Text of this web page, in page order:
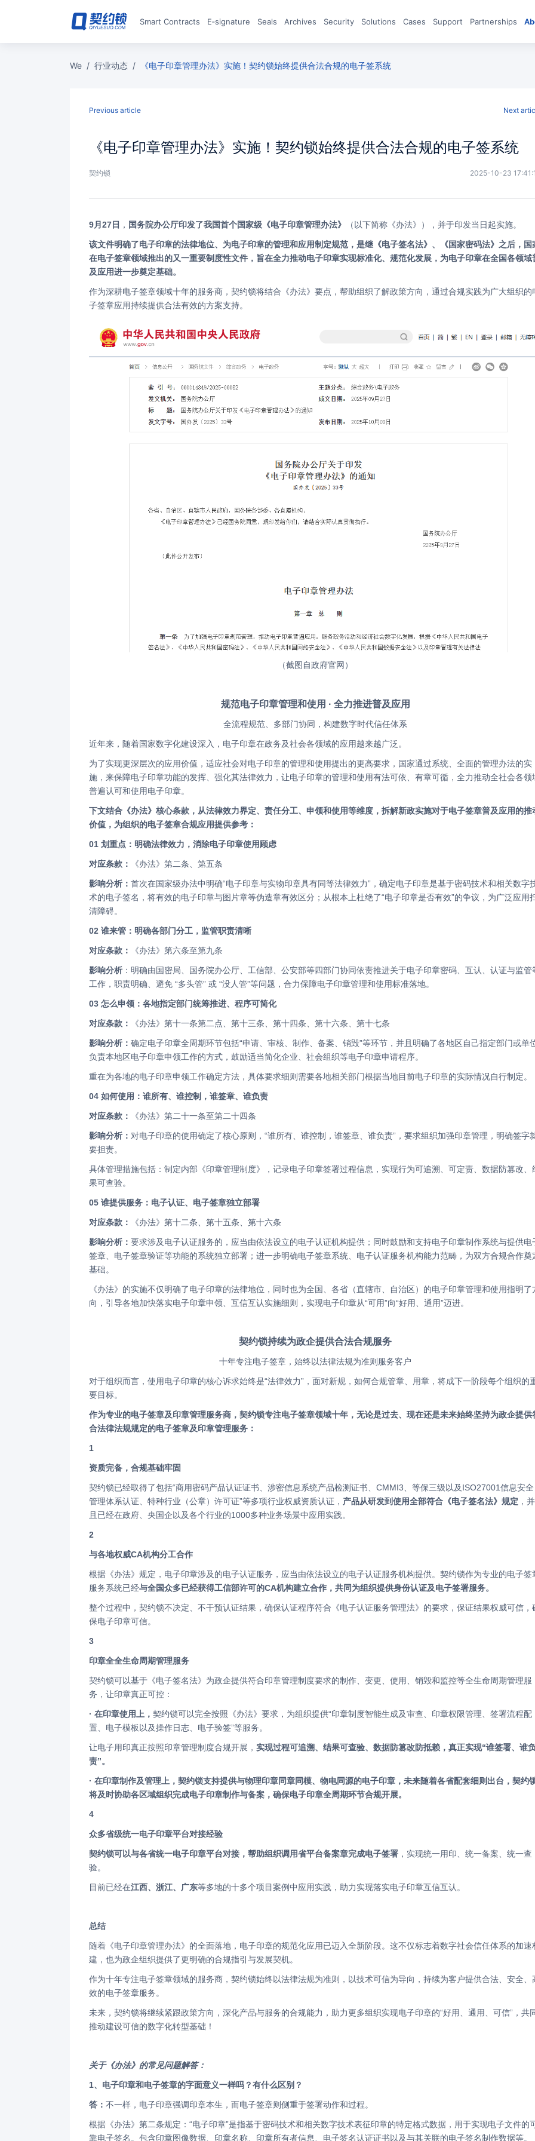
Smart Contracts E‑signature Seals archives Security Solutions Cases Support Partnerships
we / 行业动态 / 《电子印章管理办法》实施！契约锁始终提供合法合规的电子签系统
Previous article Next
《电子印章管理办法》实施！契约锁始终提供合法合规的电子签系统
契约锁 2025-10-23
9月27日 ， 国务院办公厅印发了我国首个国家级《电子印章管理办法》 （以下简称《办法》），并于印发当日起实施。
该文件明确了电子印章的法律地位、为电子印章的管理和应用制定规范，是继《电子签名法》、《国家密码法》之后，国家
在电子签章领域推出的又一重要制度性文件，旨在全力推动电子印章实现标准化、规范化发展，为电子印章在全国各领域
及应用进一步奠定基础。
作为深耕电子签章领域十年的服务商，契约锁将结合《办法》要点，帮助组织了解政策方向，通过合规实践为广大组织的电
子签章应用持续提供合法有效的方案支持。
（截图自政府官网）
规范电子印章管理和使用 · 全力推进普及应用
全流程规范、多部门协同，构建数字时代信任体系
近年来，随着国家数字化建设深入，电子印章在政务及社会各领域的应用越来越广泛。
为了实现更深层次的应用价值，适应社会对电子印章的管理和使用提出的更高要求，国家通过系统、全面的管理办法的实
施，来保障电子印章功能的发挥、强化其法律效力，让电子印章的管理和使用有法可依、有章可循，全力推动全社会各领
普遍认可和使用电子印章。
下文结合《办法》核心条款，从法律效力界定、责任分工、申领和使用等维度，拆解新政实施对于电子签章普及应用的推动
价值，为组织的电子签章合规应用提供参考：
01 划重点：明确法律效力，消除电子印章使用顾虑
对应条款： 《办法》第二条、第五条
影响分析： 首次在国家级办法中明确“电子印章与实物印章具有同等法律效力”，确定电子印章是基于密码技术和相关数字
术的电子签名，将有效的电子印章与图片章等伪造章有效区分；从根本上杜绝了“电子印章是否有效”的争议，为广泛应用
清障碍。
02 谁来管：明确各部门分工，监管职责清晰
对应条款： 《办法》第六条至第九条
影响分析 ：明确由国密局、国务院办公厅、工信部、公安部等四部门协同依责推进关于电子印章密码、互认、认证与监管
工作，职责明确、避免 “多头管” 或 “没人管”等问题，合力保障电子印章管理和使用标准落地。
03 怎么申领：各地指定部门统筹推进、程序可简化
对应条款： 《办法》第十一条第二点、第十三条、第十四条、第十六条、第十七条
影响分析： 确定电子印章全周期环节包括“申请、审核、制作、备案、销毁”等环节，并且明确了各地区自己指定部门或单
负责本地区电子印章申领工作的方式，鼓励适当简化企业、社会组织等电子印章申请程序。
重在为各地的电子印章申领工作确定方法，具体要求细则需要各地相关部门根据当地目前电子印章的实际情况自行制定。
04 如何使用：谁所有、谁控制，谁签章、谁负责
对应条款： 《办法》第二十一条至第二十四条
影响分析： 对电子印章的使用确定了核心原则，“谁所有、谁控制，谁签章、谁负责”，要求组织加强印章管理，明确签字
要担责。
具体管理措施包括：制定内部《印章管理制度》，记录电子印章签署过程信息，实现行为可追溯、可定责、数据防篡改、结
果可查验。
05 谁提供服务：电子认证、电子签章独立部署
对应条款： 《办法》第十二条、第十五条、第十六条
影响分析： 要求涉及电子认证服务的，应当由依法设立的电子认证机构提供；同时鼓励和支持电子印章制作系统与提供电
签章、电子签章验证等功能的系统独立部署；进一步明确电子签章系统、电子认证服务机构能力范畴，为双方合规合作奠
基础。
《办法》的实施不仅明确了电子印章的法律地位，同时也为全国、各省（直辖市、自治区）的电子印章管理和使用指明了方
向，引导各地加快落实电子印章申领、互信互认实施细则，实现电子印章从“可用”向“好用、通用”迈进。
契约锁持续为政企提供合法合规服务
十年专注电子签章，始终以法律法规为准则服务客户
对于组织而言，使用电子印章的核心诉求始终是“法律效力”，面对新规，如何合规管章、用章，将成下一阶段每个组织的重
要目标。
作为专业的电子签章及印章管理服务商，契约锁专注电子签章领域十年，无论是过去、现在还是未来始终坚持为政企提供符
合法律法规规定的电子签章及印章管理服务：
1
资质完备，合规基础牢固
契约锁已经取得了包括“商用密码产品认证证书、涉密信息系统产品检测证书、CMMI3、等保三级以及ISO27001信息安全
管理体系认证、特种行业（公章）许可证”等多项行业权威资质认证， 产品从研发到使用全部符合《电子签名法》规定 ，并
且已经在政府、央国企以及各个行业的1000多种业务场景中应用实践。
2
与各地权威CA机构分工合作
根据《办法》规定，电子印章涉及的电子认证服务，应当由依法设立的电子认证服务机构提供。契约锁作为专业的电子签章
服务系统已经与全国众多已经获得工信部许可的CA机构建立合作，共同为组织提供身份认证及电子签署服务。
整个过程中，契约锁不决定、不干预认证结果，确保认证程序符合《电子认证服务管理法》的要求，保证结果权威可信，确
保电子印章可信。
3
印章全全生命周期管理服务
契约锁可以基于《电子签名法》为政企提供符合印章管理制度要求的制作、变更、使用、销毁和监控等全生命周期管理服
务，让印章真正可控：
· 在印章使用上， 契约锁可以完全按照《办法》要求，为组织提供“印章制度智能生成及审查、印章权限管理、签署流程配
置、电子模板以及操作日志、电子验签”等服务。
让电子用印真正按照印章管理制度合规开展， 实现过程可追溯、结果可查验、数据防篡改防抵赖，真正实现“谁签署、谁
责”。
· 在印章制作及管理上， 契约锁支持提供与物理印章同章同模、物电同源的电子印章，未来随着各省配套细则出台，契约
将及时协助各区域组织完成电子印章制作与备案，确保电子印章全周期环节合规开展。
4
众多省级统一电子印章平台对接经验
契约锁可以与各省统一电子印章平台对接，帮助组织调用省平台备案章完成电子签署 ，实现统一用印、统一备案、统一查
验。
目前已经在江西、浙江、广东等多地的十多个项目案例中应用实践，助力实现落实电子印章互信互认。
总结
随着《电子印章管理办法》的全面落地，电子印章的规范化应用已迈入全新阶段。这不仅标志着数字社会信任体系的加速构
建，也为政企组织提供了更明确的合规指引与发展契机。
作为十年专注电子签章领域的服务商，契约锁始终以法律法规为准则，以技术可信为导向，持续为客户提供合法、安全、高
效的电子签章服务。
未来，契约锁将继续紧跟政策方向，深化产品与服务的合规能力，助力更多组织实现电子印章的“好用、通用、可信”，共同
推动建设可信的数字化转型基础！
关于《办法》的常见问题解答：
1、电子印章和电子签章的字面意义一样吗？有什么区别？
答： 不一样，电子印章强调印章本生，而电子签章则侧重于签署动作和过程。
根据《办法》第二条规定：“电子印章”是指基于密码技术和相关数字技术表征印章的特定格式数据，用于实现电子文件的可
靠电子签名。包含印章图像数据、印章名称、印章所有者信息、电子签名认证证书以及与其关联的电子签名制作数据等。